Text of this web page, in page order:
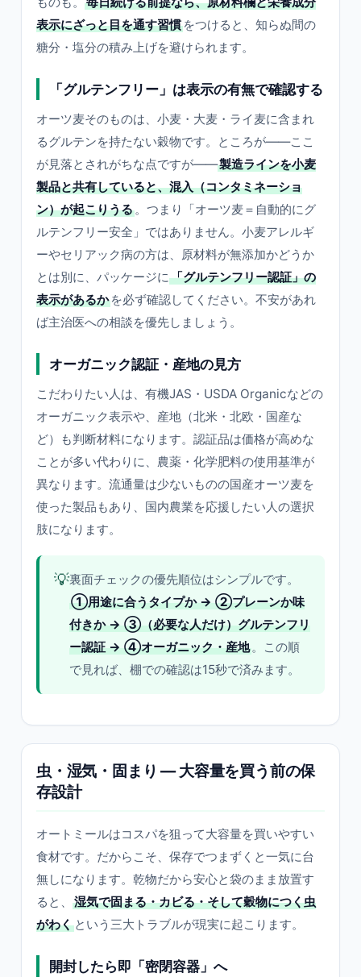
表示にざっと目を通す習慣 をつけると、知らぬ間の
糖分・塩分の積み上げを避けられます。
「グルテンフリー」は表示の有無で確認する
オーツ麦そのものは、小麦・大麦・ライ麦に含まれ
るグルテンを持たない穀物です。ところが――ここ
が見落とされがちな点ですが――製造ラインを小麦
製品と共有していると、混入（コンタミネーショ
ン）が起こりうる。つまり「オーツ麦＝自動的にグ
ルテンフリー安全」ではありません。小麦アレルギ
ーやセリアック病の方は、原材料が無添加かどうか
とは別に、パッケージに「グルテンフリー認証」の
表示があるか を必ず確認してください。不安があれ
ば主治医への相談を優先しましょう。
オーガニック認証・産地の見方
こだわりたい人は、有機JAS・USDA Organicなどの
オーガニック表示や、産地（北米・北欧・国産な
ど）も判断材料になります。認証品は価格が高めな
ことが多い代わりに、農薬・化学肥料の使用基準が
異なります。流通量は少ないものの国産オーツ麦を
使った製品もあり、国内農業を応援したい人の選択
肢になります。
💡裏面チェックの優先順位はシンプルです。
①用途に合うタイプか → ②プレーンか味
付きか → ③（必要な人だけ）グルテンフリ
ー認証 → ④オーガニック・産地。この順
で見れば、棚での確認は15秒で済みます。
虫・湿気・固まり ― 大容量を買う前の保
存設計
オートミールはコスパを狙って大容量を買いやすい
食材です。だからこそ、保存でつまずくと一気に台
無しになります。乾物だから安心と袋のまま放置す
ると、
湿気で固まる・カビる・そして穀物につく虫
がわく という三大トラブルが現実に起こります。
開封したら即「密閉容器」へ